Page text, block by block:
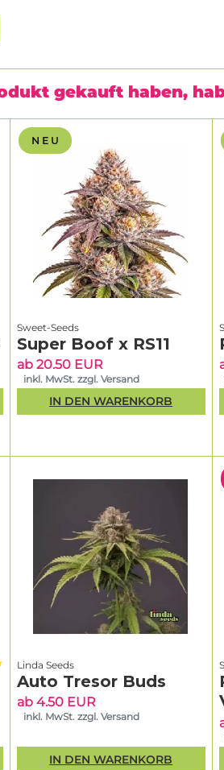
gekauft haben,
N E U
Sweet-Seeds
Super Boof x RS11
ab 20.50 EUR
inkl. MwSt. zzgl. Versand
IN DEN WARENKORB
Linda Seeds
Auto Tresor Buds
ab 4.50 EUR
inkl. MwSt. zzgl. Versand
IN DEN WARENKORB